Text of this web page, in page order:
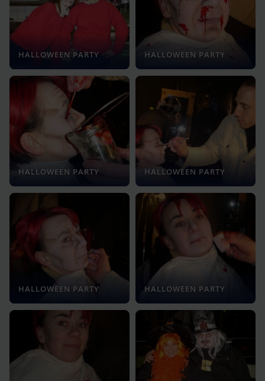
HALLOWEEN PARTY HALLOWEEN PARTY
HALLOWEEN PARTY HALLOWEEN PARTY
HALLOWEEN PARTY HALLOWEEN PARTY